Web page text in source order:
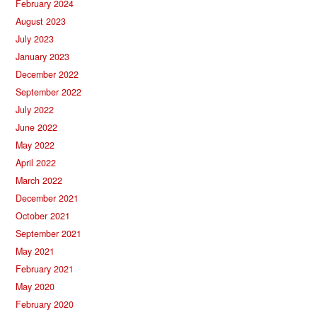
February 2024
August 2023
July 2023
January 2023
December 2022
September 2022
July 2022
June 2022
May 2022
April 2022
March 2022
December 2021
October 2021
September 2021
May 2021
February 2021
May 2020
February 2020